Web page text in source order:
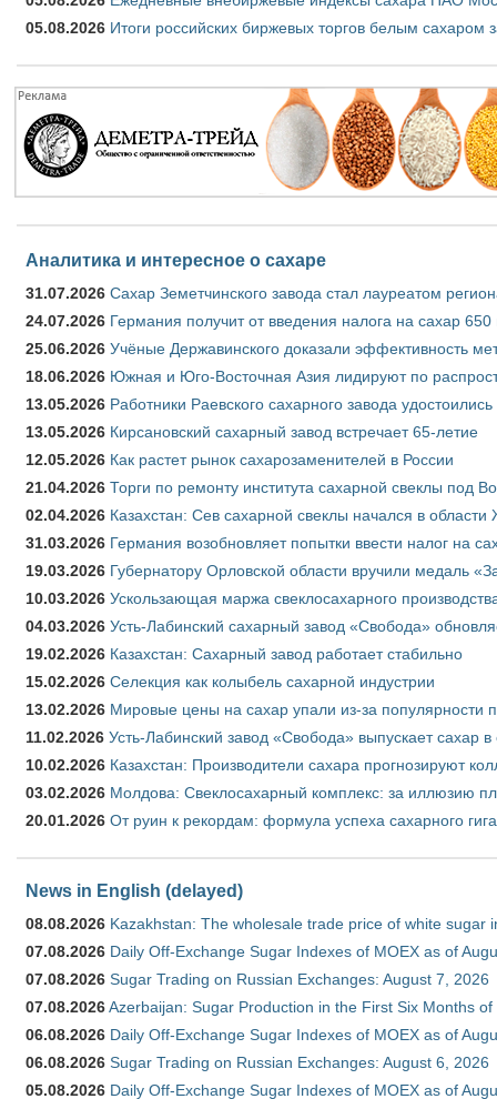
05.08.2026 Итоги российских биржевых торгов белым сахаром
Аналитика и интересное о сахаре
31.07.2026 Сахар Земетчинского завода стал лауреатом
24.07.2026 Германия получит от введения налога на сахар
25.06.2026 Учёные Державинского доказали эффективность
18.06.2026 Южная и Юго-Восточная Азия лидируют по
13.05.2026 Работники Раевского сахарного завода удостоились
13.05.2026 Кирсановский сахарный завод встречает 65-летие
12.05.2026 Как растет рынок сахарозаменителей в России
21.04.2026 Торги по ремонту института сахарной свеклы под
02.04.2026 Казахстан: Сев сахарной свеклы начался в области
31.03.2026 Германия возобновляет попытки ввести налог на
19.03.2026 Губернатору Орловской области вручили медаль
10.03.2026 Ускользающая маржа свеклосахарного
04.03.2026 Усть-Лабинский сахарный завод «Свобода»
19.02.2026 Казахстан: Сахарный завод работает стабильно
15.02.2026 Селекция как колыбель сахарной индустрии
13.02.2026 Мировые цены на сахар упали из-за популярности
11.02.2026 Усть-Лабинский завод «Свобода» выпускает сахар в
10.02.2026 Казахстан: Производители сахара прогнозируют
03.02.2026 Молдова: Свеклосахарный комплекс: за иллюзию
20.01.2026 От руин к рекордам: формула успеха сахарного
News in English (delayed)
08.08.2026 Kazakhstan: The wholesale trade price of white sugar
07.08.2026 Daily Off-Exchange Sugar Indexes of MOEX as of
07.08.2026 Sugar Trading on Russian Exchanges: August 7, 2026
07.08.2026Azerbaijan: Sugar Production in the First Six Months of
06.08.2026 Daily Off-Exchange Sugar Indexes of MOEX as of
06.08.2026 Sugar Trading on Russian Exchanges: August 6, 2026
05.08.2026 Daily Off-Exchange Sugar Indexes of MOEX as of